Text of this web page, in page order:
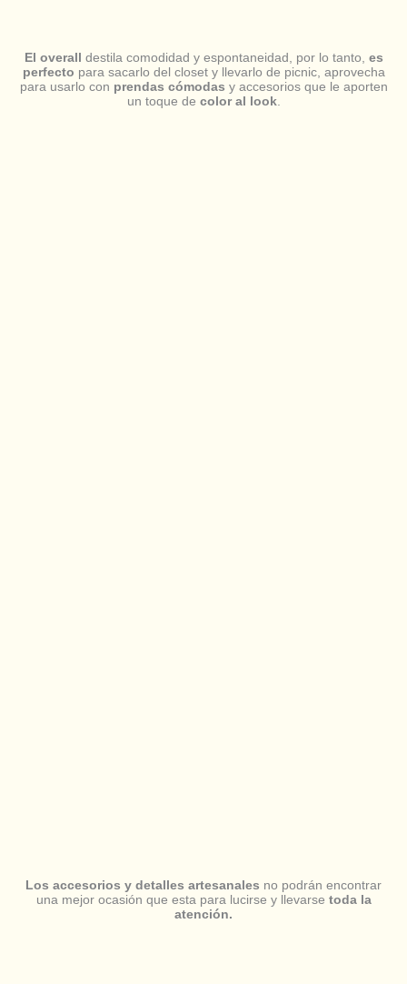
El overall destila comodidad y espontaneidad, por lo tanto, es
perfecto para sacarlo del closet y llevarlo de picnic, aprovecha
para usarlo con prendas cómodas y accesorios que le aporten
un toque de color al look.
Los accesorios y detalles artesanales no podrán encontrar
una mejor ocasión que esta para lucirse y llevarse toda la
atención.